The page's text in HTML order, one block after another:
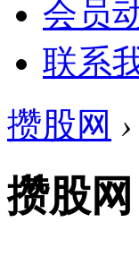
会员
联系
攒股网 ›
攒股网